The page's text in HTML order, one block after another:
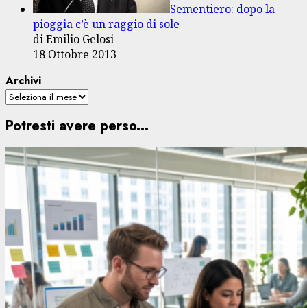
Sementiero: dopo la
pioggia c’è un raggio di sole
di Emilio Gelosi
18 Ottobre 2013
Archivi
Potresti avere perso...